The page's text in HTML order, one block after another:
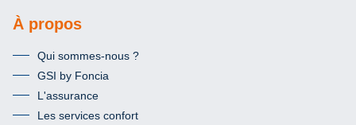
À propos
Qui sommes-nous ?
GSI by Foncia
L'assurance
Les services confort